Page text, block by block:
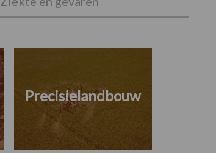
Precisielandbouw